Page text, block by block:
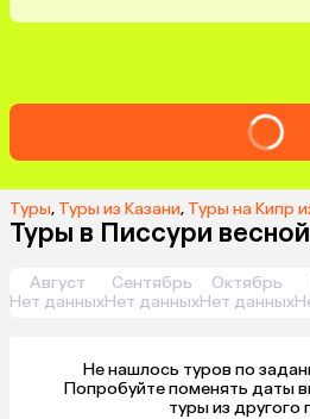
Туры, Туры из Казани, Туры на Кипр
Туры в Писсури
Август
Нет данных
Сентябрь
Нет данных
Октябрь
Нет данных
Не нашлось туров по
туры из другого